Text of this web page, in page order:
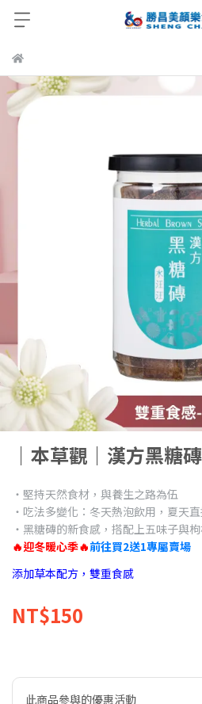
｜本草觀｜漢方黑糖
‧堅持天然食材，與養生之路為伍
‧吃法多變化：冬天熱泡飲用，夏天
‧黑糖磚的新食感，搭配上五味子與
🔥迎冬暖心季🔥前往買2送1專屬賣場
添加草本配方，雙重食感
NT$150
此商品參與的優惠活動